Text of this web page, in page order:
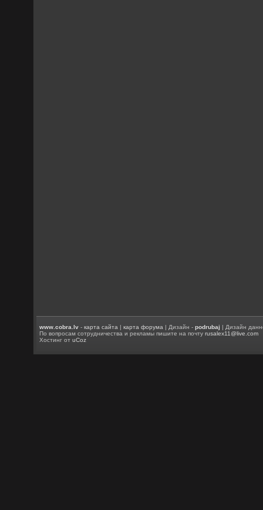
www.cobra.lv -карта сайта |карта форума | Дизайн -podrubaj | Дизайн
По вопросам сотрудничества и рекламы пишите на почтуrusalex11@live.com
Хостинг отuCoz